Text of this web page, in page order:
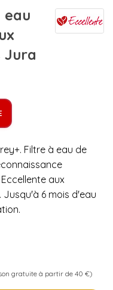
eau
Jura
Filtre à eau de
aux
6 mois d'eau
gratuite à partir de 40 €)